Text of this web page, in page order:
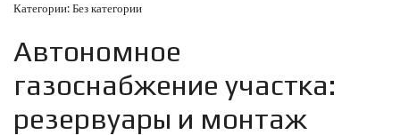
Категории:Без категории
Автономное
газоснабжение участка:
резервуары и монтаж